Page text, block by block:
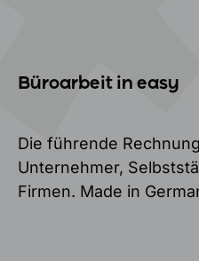
Büroarbeit in easy
Die führende
Unternehmer,
Firmen. Made in